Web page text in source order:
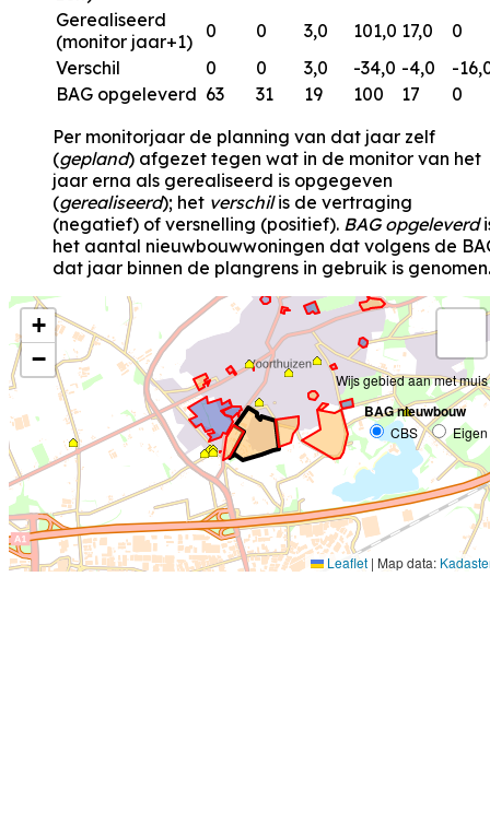
Gerealiseerd
(monitor jaar+1)
0 0 3,0 101,0 17,0
0
Verschil
0 0 3,0 -34,0 -4,0
-
BAG opgeleverd 63 31 19 100 17
0
Per monitorjaar de planning van dat jaar zelf
(gepland) afgezet tegen wat in de monitor van het
jaar erna als gerealiseerd is opgegeven
(gerealiseerd); het verschilis de vertraging
(negatief) of versnelling (positief). BAG opgeleverd
het aantal nieuwbouwwoningen dat volgens de
dat jaar binnen de plangrens in gebruik is genomen.
+
−
Wijs gebied aan met muis
BAG nieuwbouw
CBS Eigen
Leaflet | Map data: